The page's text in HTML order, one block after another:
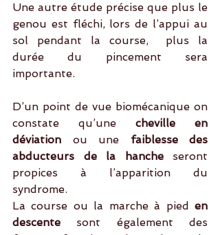
Une autre étude précise que plus le
genou est fléchi, lors de l’appui au
sol pendant la course,  plus la
durée du pincement sera
importante.
D’un point de vue biomécanique on
constate qu’une cheville en
déviation ou une faiblesse des
abducteurs de la hanche seront
propices à l’apparition du
syndrome.
La course ou la marche à pied en
descente sont également des